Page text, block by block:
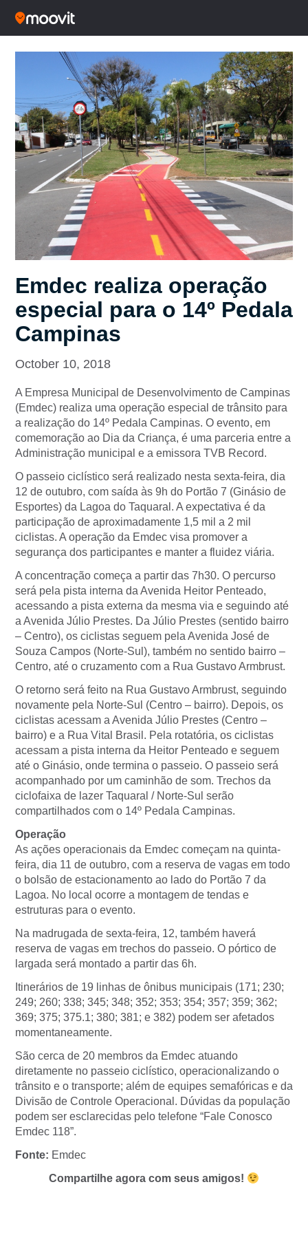
Emdec realiza operação
especial para o 14º Pedala
Campinas
October 10, 2018
A Empresa Municipal de Desenvolvimento de Campinas
(Emdec) realiza uma operação especial de trânsito para
a realização do 14º Pedala Campinas. O evento, em
comemoração ao Dia da Criança, é uma parceria entre a
Administração municipal e a emissora TVB Record.
O passeio ciclístico será realizado nesta sexta-feira, dia
12 de outubro, com saída às 9h do Portão 7 (Ginásio de
Esportes) da Lagoa do Taquaral. A expectativa é da
participação de aproximadamente 1,5 mil a 2 mil
ciclistas. A operação da Emdec visa promover a
segurança dos participantes e manter a fluidez viária.
A concentração começa a partir das 7h30. O percurso
será pela pista interna da Avenida Heitor Penteado,
acessando a pista externa da mesma via e seguindo até
a Avenida Júlio Prestes. Da Júlio Prestes (sentido bairro
– Centro), os ciclistas seguem pela Avenida José de
Souza Campos (Norte-Sul), também no sentido bairro –
Centro, até o cruzamento com a Rua Gustavo Armbrust.
O retorno será feito na Rua Gustavo Armbrust, seguindo
novamente pela Norte-Sul (Centro – bairro). Depois, os
ciclistas acessam a Avenida Júlio Prestes (Centro –
bairro) e a Rua Vital Brasil. Pela rotatória, os ciclistas
acessam a pista interna da Heitor Penteado e seguem
até o Ginásio, onde termina o passeio. O passeio será
acompanhado por um caminhão de som. Trechos da
ciclofaixa de lazer Taquaral / Norte-Sul serão
compartilhados com o 14º Pedala Campinas.
Operação
As ações operacionais da Emdec começam na quinta-
feira, dia 11 de outubro, com a reserva de vagas em todo
o bolsão de estacionamento ao lado do Portão 7 da
Lagoa. No local ocorre a montagem de tendas e
estruturas para o evento.
Na madrugada de sexta-feira, 12, também haverá
reserva de vagas em trechos do passeio. O pórtico de
largada será montado a partir das 6h.
Itinerários de 19 linhas de ônibus municipais (171; 230;
249; 260; 338; 345; 348; 352; 353; 354; 357; 359; 362;
369; 375; 375.1; 380; 381; e 382) podem ser afetados
momentaneamente.
São cerca de 20 membros da Emdec atuando
diretamente no passeio ciclístico, operacionalizando o
trânsito e o transporte; além de equipes semafóricas e da
Divisão de Controle Operacional. Dúvidas da população
podem ser esclarecidas pelo telefone “Fale Conosco
Emdec 118”.
Fonte: Emdec
Compartilhe agora com seus amigos!